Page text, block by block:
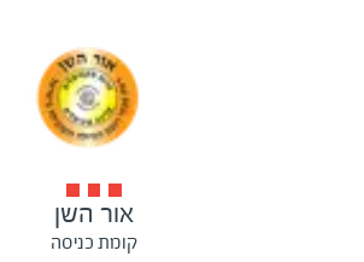
אור השן
קומת כניסה